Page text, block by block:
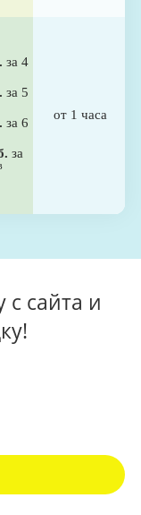
за 4
за 5
за 6
за
от 1 часа
с сайта и